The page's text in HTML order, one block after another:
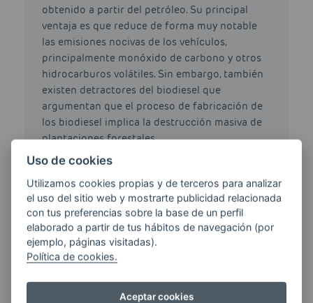
obtenido a partir del petróleo. Su principal
ventaja es que reduce de forma muy notable
las emisiones nocivas de los vehículos,
principalmente monóxido de carbono y otros
hidrocarburos volátiles. Sin embargo, también
existen detractores del biodiesel que
argumentan que el proceso de fabricación de
los biodiesel implica la destrucción masiva de
plantaciones forestales.
HAZ TU PEDIDO DE
GASOIL CALEFACCIÓN
CÓDIGO POSTAL / MUNICIPIO
Uso de cookies
Utilizamos cookies propias y de terceros para analizar
el uso del sitio web y mostrarte publicidad relacionada
con tus preferencias sobre la base de un perfil
elaborado a partir de tus hábitos de navegación (por
ejemplo, páginas visitadas).
Política de cookies.
Aceptar cookies